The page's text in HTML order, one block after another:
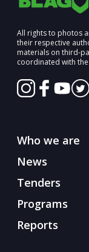
All rights to photos
their respective
materials on third-
coordinated with
Who we are
News
Tenders
Programs
Reports